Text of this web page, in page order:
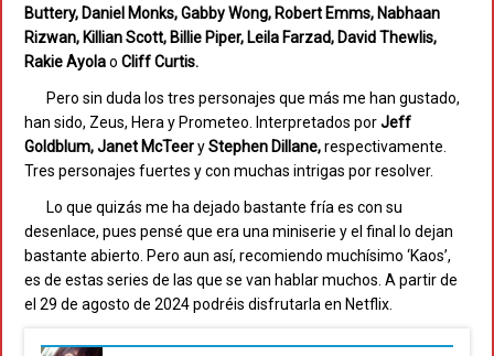
Buttery, Daniel Monks, Gabby Wong, Robert Emms, Nabhaan
Rizwan, Killian Scott, Billie Piper, Leila Farzad, David Thewlis,
Rakie Ayolao Cliff Curtis.
Pero sin duda los tres personajes que más me han gustado,
han sido, Zeus, Hera y Prometeo. Interpretados porJeff
Goldblum, Janet McTeeryStephen Dillane,respectivamente.
Tres personajes fuertes y con muchas intrigas por resolver.
Lo que quizás me ha dejado bastante fría es con su
desenlace, pues pensé que era una miniserie y el final lo dejan
bastante abierto. Pero aun así, recomiendo muchísimo ‘Kaos’,
es de estas series de las que se van hablar muchos. A partir de
el 29 de agosto de 2024 podréis disfrutarla en Netflix.